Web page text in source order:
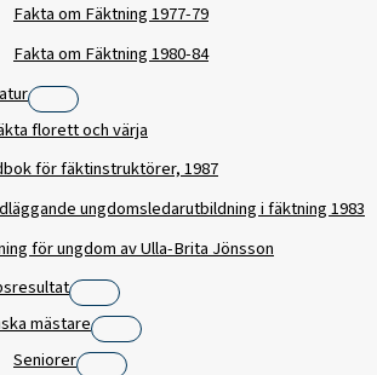
Fakta om Fäktning 1977-79
Fakta om Fäktning 1980-84
florett och värja
för fäktinstruktörer, 1987
ungdomsledarutbildning i fäktning 1983
för ungdom av Ulla-Brita Jönsson
mästare
Seniorer